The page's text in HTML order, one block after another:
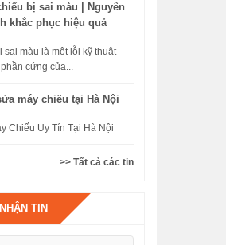
bị sai màu | Nguyên
khắc phục hiệu quả
sai màu là một lỗi kỹ thuật
cứng của...
máy chiếu tại Hà Nội
Chiếu Uy Tín Tại Hà Nội
>> Tất cả các tin
TIN